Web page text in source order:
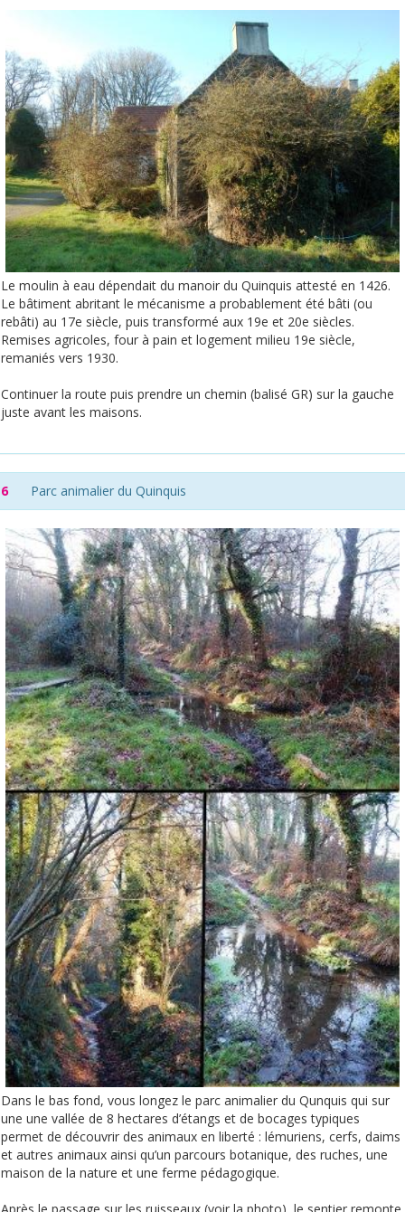
Le moulin à eau dépendait du manoir du Quinquis attesté en 1426.
Le bâtiment abritant le mécanisme a probablement été bâti (ou
rebâti) au 17e siècle, puis transformé aux 19e et 20e siècles.
Remises agricoles, four à pain et logement milieu 19e siècle,
remaniés vers 1930.
Continuer la route puis prendre un chemin (balisé GR) sur la gauche
juste avant les maisons.
6 Parc animalier du Quinquis
Dans le bas fond, vous longez le parc animalier du Qunquis qui sur
une une vallée de 8 hectares d’étangs et de bocages typiques
permet de découvrir des animaux en liberté : lémuriens, cerfs, daims
et autres animaux ainsi qu’un parcours botanique, des ruches, une
maison de la nature et une ferme pédagogique.